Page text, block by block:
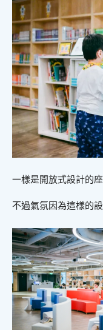
一樣是開放式設計的
不過氣氛因為這樣的